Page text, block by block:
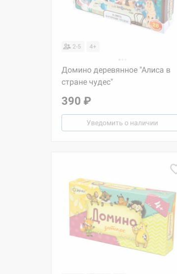
2-5 4+
Домино деревянное "Алиса в
стране чудес"
390 ₽
Уведомить о наличии